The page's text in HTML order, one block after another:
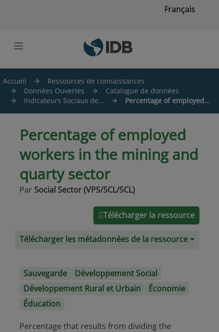
Français
Accueil
Ressources de connaissances
Données Ouvertes
Catalogue de données
Indicateurs Sociaux de...
Percentage of employed...
Percentage of employed
workers in the mining and
quarty sector
Par Social Sector (VPS/SCL/SCL)
Télécharger la ressource
Télécharger les métadonnées de la ressource
Sauvegarde
Développement Social
Développement Rural et Urbain
Économie
Éducation
Percentage that results from dividing the